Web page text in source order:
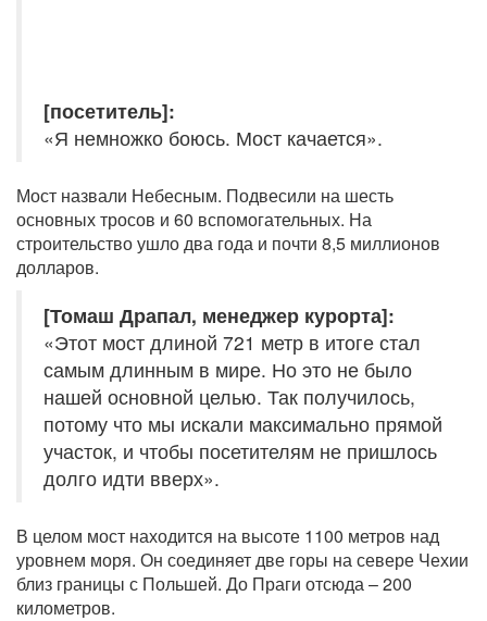
[посетитель]:
«Я немножко боюсь. Мост качается».
Мост назвали Небесным. Подвесили на шесть
основных тросов и 60 вспомогательных. На
строительство ушло два года и почти 8,5 миллионов
долларов.
[Томаш Драпал, менеджер курорта]:
«Этот мост длиной 721 метр в итоге стал
самым длинным в мире. Но это не было
нашей основной целью. Так получилось,
потому что мы искали максимально прямой
участок, и чтобы посетителям не пришлось
долго идти вверх».
В целом мост находится на высоте 1100 метров над
уровнем моря. Он соединяет две горы на севере Чехии
близ границы с Польшей. До Праги отсюда – 200
километров.